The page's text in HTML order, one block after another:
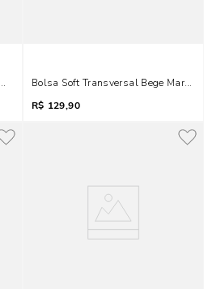
Bege Areia
Bolsa Soft Transversal Bege Marfim
R$ 129,90